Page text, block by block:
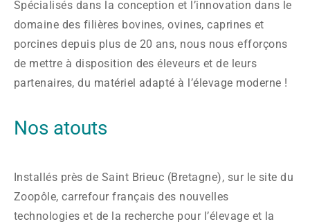
Spécialisés dans la conception et l’innovation dans le
domaine des filières bovines, ovines, caprines et
porcines depuis plus de 20 ans, nous nous efforçons
de mettre à disposition des éleveurs et de leurs
partenaires, du matériel adapté à l’élevage moderne !
Nos atouts
Installés près de Saint Brieuc (Bretagne), sur le site du
Zoopôle, carrefour français des nouvelles
technologies et de la recherche pour l’élevage et la